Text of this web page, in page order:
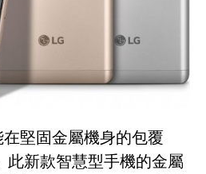
堅固金屬機身的包覆
此新款智慧型手機的金屬